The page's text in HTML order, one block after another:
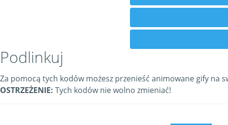
Podlinkuj
Za pomocą tych kodów możesz przenieść animowane gify na
OSTRZEŻENIE: Tych kodów nie wolno zmieniać!